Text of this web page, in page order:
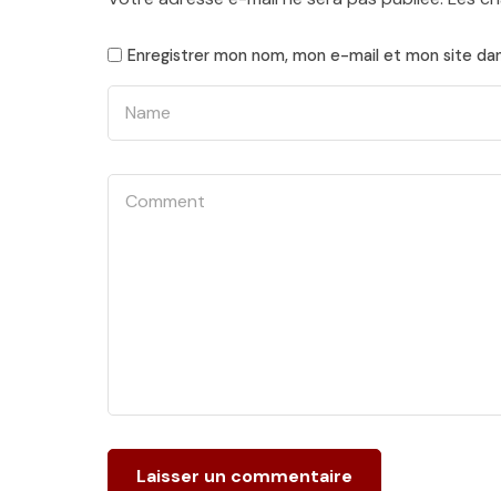
Enregistrer mon nom, mon e-mail et mon site